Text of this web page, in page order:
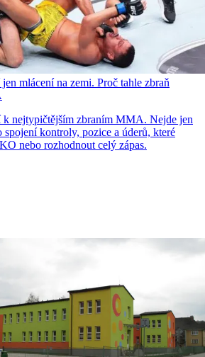
mlácení na zemi. Proč tahle zbraň
k nejtypičtějším zbraním MMA. Nejde jen
spojení kontroly, pozice a úderů, které
nebo rozhodnout celý zápas.